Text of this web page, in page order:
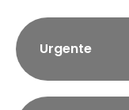
Urgente